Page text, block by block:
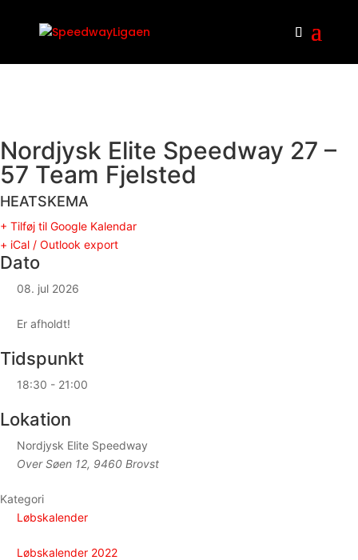
Nordjysk Elite Speedway 27 –
57 Team Fjelsted
HEATSKEMA
+ Tilføj til Google Kalendar
+ iCal / Outlook export
Dato
08. jul 2026
Er afholdt!
Tidspunkt
18:30 - 21:00
Lokation
Nordjysk Elite Speedway
Over Søen 12, 9460 Brovst
Kategori
Løbskalender
Løbskalender 2022